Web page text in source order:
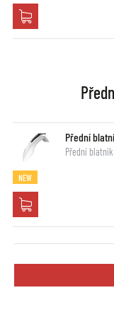
Přední
Přední
NEW